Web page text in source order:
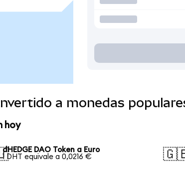
a monedas
hoy
dHEDGE DAO Token a Euro
1 DHT equivale a 0,0216 €